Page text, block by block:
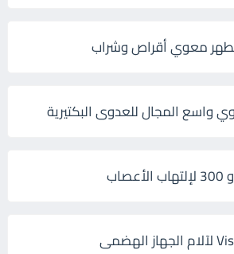
واسع المجال للعدوى البكتيرية